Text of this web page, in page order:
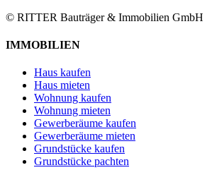
© RITTER Bauträger & Immobilien GmbH
IMMOBILIEN
Haus kaufen
Haus mieten
Wohnung kaufen
Wohnung mieten
Gewerberäume kaufen
Gewerberäume mieten
Grundstücke kaufen
Grundstücke pachten